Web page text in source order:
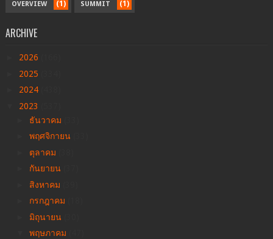
OVERVIEW (1) SUMMIT (1)
ARCHIVE
2026
2025
2024
2023
ธันวาคม
พฤศจิกายน
ตุลาคม
กันยายน
สิงหาคม
กรกฎาคม
มิถุนายน
พฤษภาคม